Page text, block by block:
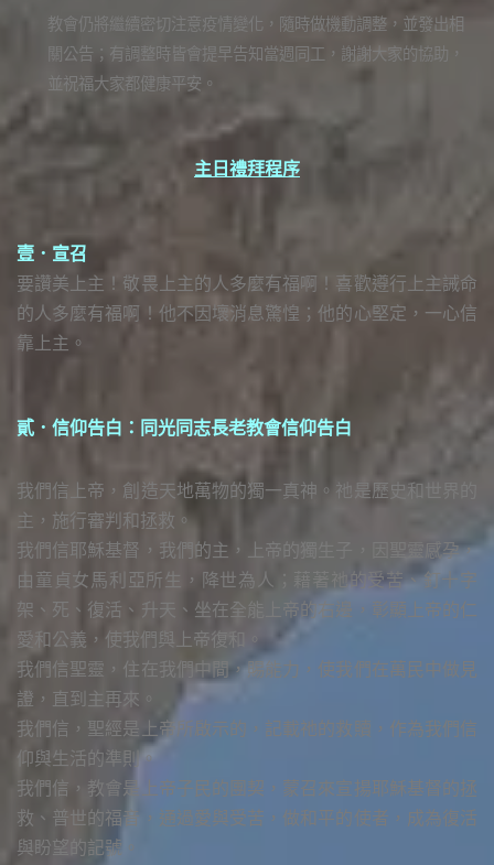
教會仍將繼續密切注意疫情變化，隨時做機動調整，並發出相
關公告；有調整時皆會提早告知當週同工，謝謝大家的協助，
並祝福大家都健康平安。
主日禮拜程序
壹．宣召
要讚美上主！敬畏上主的人多麼有福啊！喜歡遵行上主誡命
的人多麼有福啊！他不因壞消息驚惶；他的心堅定，一心信
靠上主。
貳．信仰告白：同光同志長老教會信仰告白
我們信上帝，創造天地萬物的獨一真神。祂是歷史和世界的
主，施行審判和拯救。
我們信耶穌基督，我們的主，上帝的獨生子，因聖靈感孕，
由童貞女馬利亞所生，降世為人；藉著祂的受苦、釘十字
架、死、復活、升天、坐在全能上帝的右邊，彰顯上帝的仁
愛和公義，使我們與上帝復和。
我們信聖靈，住在我們中間，賜能力，使我們在萬民中做見
證，直到主再來。
我們信，聖經是上帝所啟示的，記載祂的救贖，作為我們信
仰與生活的準則。
我們信，教會是上帝子民的團契，蒙召來宣揚耶穌基督的拯
救、普世的福音，通過愛與受苦，做和平的使者，成為復活
與盼望的記號。